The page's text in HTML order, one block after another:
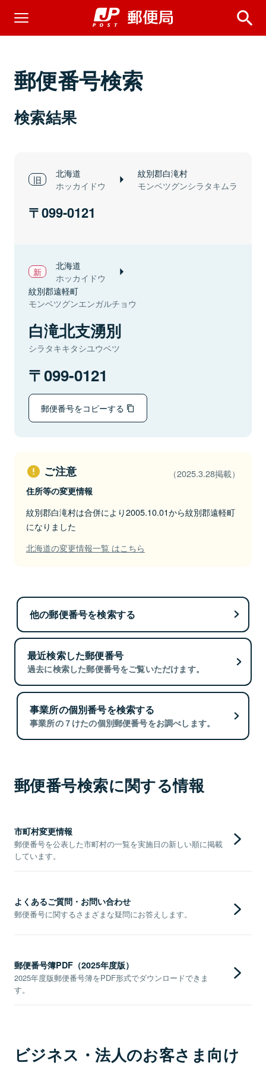
郵便番号検索
検索結果
北海道
ホッカイドウ
紋別郡白滝村
モンベツグンシラタキムラ
099-0121
北海道
ホッカイドウ
紋別郡遠軽町
モンベツグンエンガルチョウ
白滝北支湧別
シラタキキタシユウベツ
099-0121
郵便番号をコピーする
ご注意 （2025.3.28掲載）
住所等の変更情報
紋別郡白滝村は合併により2005.10.01から紋別郡遠軽町
になりました
北海道の変更情報一覧 はこちら
他の郵便番号を検索する
最近検索した郵便番号
過去に検索した郵便番号をご覧いただけます。
事業所の個別番号を検索する
事業所の７けたの個別郵便番号をお調べします。
郵便番号検索に関する情報
市町村変更情報
郵便番号を公表した市町村の一覧を実施日の新しい順に掲載
しています。
よくあるご質問・お問い合わせ
郵便番号に関するさまざまな疑問にお答えします。
郵便番号簿PDF（2025年度版）
2025年度版郵便番号簿をPDF形式でダウンロードできま
す。
ビジネス・法人のお客さま向け